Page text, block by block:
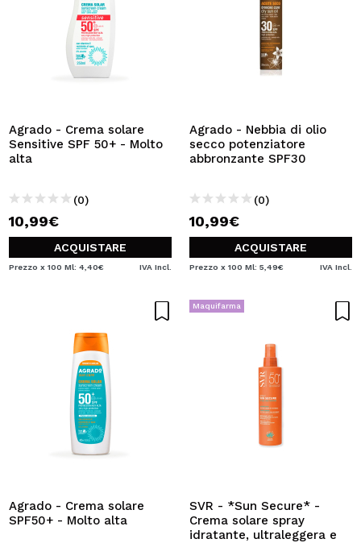
Agrado - Crema solare
Sensitive SPF 50+ - Molto
alta
(0)
10,99€
ACQUISTARE
Prezzo x 100 Ml: 4,40€ IVA Incl.
Agrado - Nebbia di olio
secco potenziatore
abbronzante SPF30
(0)
10,99€
ACQUISTARE
Prezzo x 100 Ml: 5,49€ IVA Incl.
Agrado - Crema solare
SPF50+ - Molto alta
Maquifarma
SVR - *Sun Secure* -
Crema solare spray
idratante, ultraleggera e